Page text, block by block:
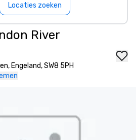
Locaties zoeken
River
Engeland, SW8 5PH